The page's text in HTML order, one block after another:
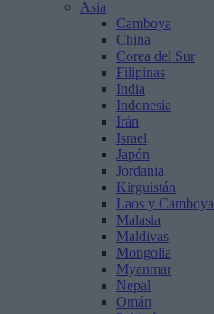
Asia
Camboya
China
Corea del Sur
Filipinas
India
Indonesia
Irán
Israel
Japón
Jordania
Kirguistán
Laos y Camboya
Malasia
Maldivas
Mongolia
Myanmar
Nepal
Omán